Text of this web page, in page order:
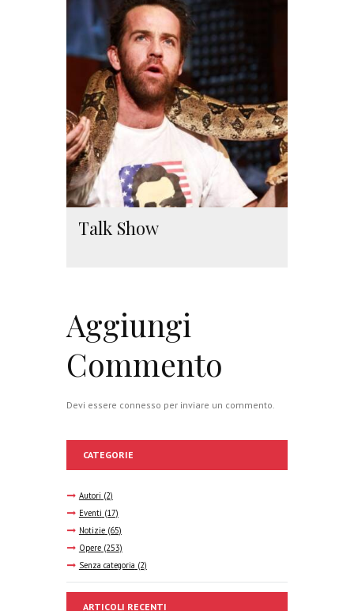
Talk Show
Aggiungi
Commento
Devi essere connesso per inviare un commento.
CATEGORIE
Autori (2)
Eventi (17)
Notizie(65)
Opere(253)
Senza categoria (2)
ARTICOLI RECENTI